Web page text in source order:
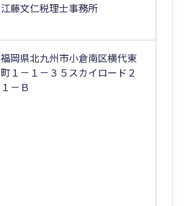
江藤文仁税理士事務所
福岡県北九州市小倉南区横代東
町１－１－３５スカイロード２
１－Ｂ